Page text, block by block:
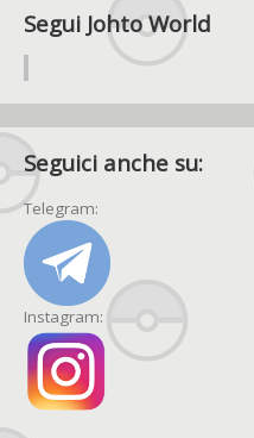
Segui Johto World
Seguici anche su:
Telegram:
Instagram: